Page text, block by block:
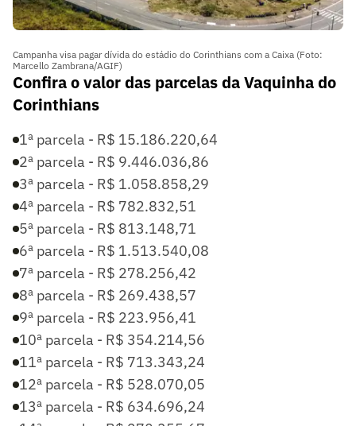
Campanha visa pagar dívida do estádio do Corinthians com a Caixa (Foto:
Marcello Zambrana/AGIF)
Confira o valor das parcelas da Vaquinha do
Corinthians
1ª parcela - R$ 15.186.220,64
2ª parcela - R$ 9.446.036,86
3ª parcela - R$ 1.058.858,29
4ª parcela - R$ 782.832,51
5ª parcela - R$ 813.148,71
6ª parcela - R$ 1.513.540,08
7ª parcela - R$ 278.256,42
8ª parcela - R$ 269.438,57
9ª parcela - R$ 223.956,41
10ª parcela - R$ 354.214,56
11ª parcela - R$ 713.343,24
12ª parcela - R$ 528.070,05
13ª parcela - R$ 634.696,24